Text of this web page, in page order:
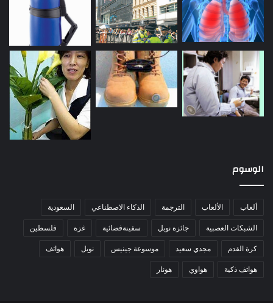
الوسوم
ألعاب الألعاب الترجمة الذكاء الاصطناعي السعودية
الشبكات العصبية جائزة نوبل سفينةفضائية غزة فلسطين
كرة القدم مجدي سعيد موسوعة جينيس نوبل هواتف
هواتف ذكية هواوي هونار